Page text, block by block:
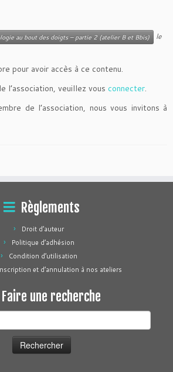
au bout des doigts – partie 2 (atelier B et Bbis)
le
pour avoir accès à ce contenu.
l’association, veuillez vous connecter.
de l’association, nous vous invitons à
Règlements
Droit d’auteur
Politique d’adhésion
Condition d’utilisation
et d’annulation à nos ateliers
Faire une recherche